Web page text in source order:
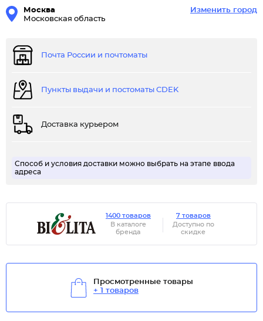
Москва
Московская область
Изменить город
Почта России и почтоматы
Пункты выдачи и постоматы CDEK
Доставка курьером
Способ и условия доставки можно выбрать на этапе ввода
адреса
1400 товаров
В каталоге
бренда
7 товаров
Доступно по
скидке
Просмотренные товары
+ 1 товаров